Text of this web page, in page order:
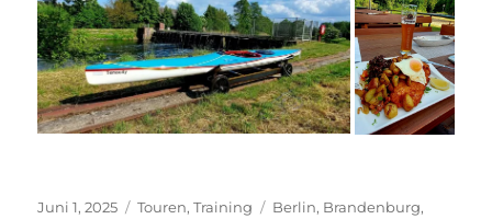
Veröffentlicht
Juni 1, 2025 Kategorien
Touren,Training Schlagwörter
Berlin, Brandenburg,